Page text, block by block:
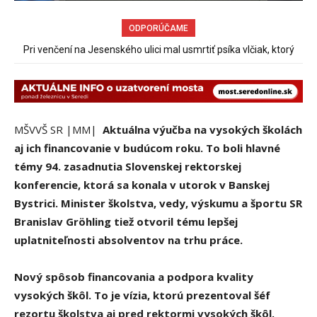
ODPORÚČAME
Pri venčení na Jesenského ulici mal usmrtiť psíka vlčiak, ktorý
MŠVVŠ SR |MM| Aktuálna výučba na vysokých školách
aj ich financovanie v budúcom roku. To boli hlavné
témy 94. zasadnutia Slovenskej rektorskej
konferencie, ktorá sa konala v utorok v Banskej
Bystrici. Minister školstva, vedy, výskumu a športu SR
Branislav Gröhling tiež otvoril tému lepšej
uplatniteľnosti absolventov na trhu práce.
Nový spôsob financovania a podpora kvality
vysokých škôl. To je vízia, ktorú prezentoval šéf
rezortu školstva aj pred rektormi vysokých škôl.